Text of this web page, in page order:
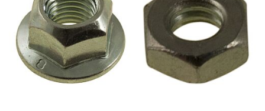
D’ENVIE
LISTE
D’ENVIE